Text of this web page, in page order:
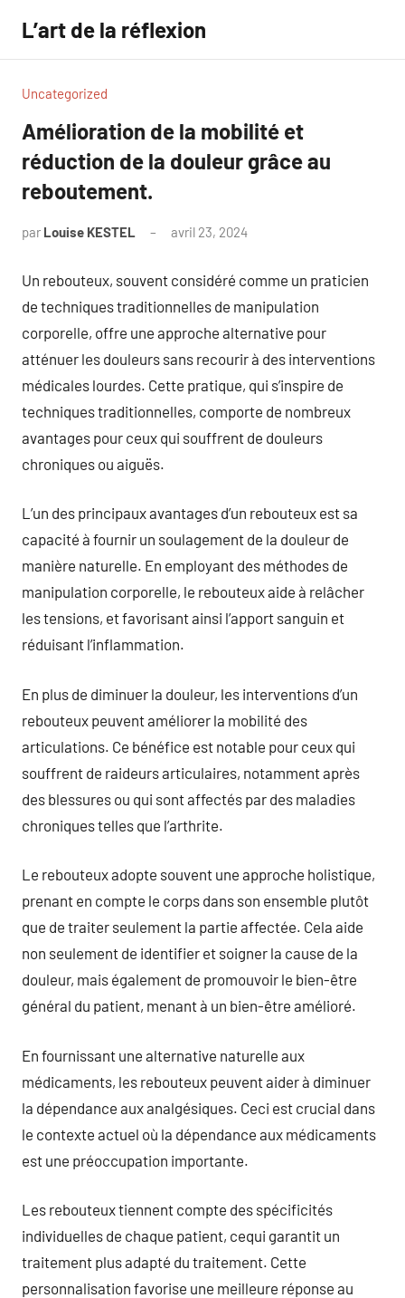
contenu
L’art de la réflexion
Uncategorized
Amélioration de la mobilité et
réduction de la douleur grâce au
reboutement.
par Louise KESTEL avril 23, 2024
Un rebouteux, souvent considéré comme un praticien
de techniques traditionnelles de manipulation
corporelle, offre une approche alternative pour
atténuer les douleurs sans recourir à des interventions
médicales lourdes. Cette pratique, qui s’inspire de
techniques traditionnelles, comporte de nombreux
avantages pour ceux qui souffrent de douleurs
chroniques ou aiguës.
L’un des principaux avantages d’un rebouteux est sa
capacité à fournir un soulagement de la douleur de
manière naturelle. En employant des méthodes de
manipulation corporelle, le rebouteux aide à relâcher
les tensions, et favorisant ainsi l’apport sanguin et
réduisant l’inflammation.
En plus de diminuer la douleur, les interventions d’un
rebouteux peuvent améliorer la mobilité des
articulations. Ce bénéfice est notable pour ceux qui
souffrent de raideurs articulaires, notamment après
des blessures ou qui sont affectés par des maladies
chroniques telles que l’arthrite.
Le rebouteux adopte souvent une approche holistique,
prenant en compte le corps dans son ensemble plutôt
que de traiter seulement la partie affectée. Cela aide
non seulement de identifier et soigner la cause de la
douleur, mais également de promouvoir le bien-être
général du patient, menant à un bien-être amélioré.
En fournissant une alternative naturelle aux
médicaments, les rebouteux peuvent aider à diminuer
la dépendance aux analgésiques. Ceci est crucial dans
le contexte actuel où la dépendance aux médicaments
est une préoccupation importante.
Les rebouteux tiennent compte des spécificités
individuelles de chaque patient, cequi garantit un
traitement plus adapté du traitement. Cette
personnalisation favorise une meilleure réponse au